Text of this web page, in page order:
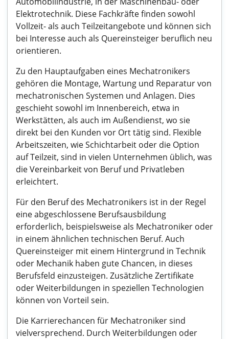
Elektrotechnik. Diese Fachkräfte finden sowohl
Vollzeit- als auch Teilzeitangebote und können sich
bei Interesse auch als Quereinsteiger beruflich neu
orientieren.
Zu den Hauptaufgaben eines Mechatronikers
gehören die Montage, Wartung und Reparatur von
mechatronischen Systemen und Anlagen. Dies
geschieht sowohl im Innenbereich, etwa in
Werkstätten, als auch im Außendienst, wo sie
direkt bei den Kunden vor Ort tätig sind. Flexible
Arbeitszeiten, wie Schichtarbeit oder die Option
auf Teilzeit, sind in vielen Unternehmen üblich, was
die Vereinbarkeit von Beruf und Privatleben
erleichtert.
Für den Beruf des Mechatronikers ist in der Regel
eine abgeschlossene Berufsausbildung
erforderlich, beispielsweise als Mechatroniker oder
in einem ähnlichen technischen Beruf. Auch
Quereinsteiger mit einem Hintergrund in Technik
oder Mechanik haben gute Chancen, in dieses
Berufsfeld einzusteigen. Zusätzliche Zertifikate
oder Weiterbildungen in speziellen Technologien
können von Vorteil sein.
Die Karrierechancen für Mechatroniker sind
vielversprechend. Durch Weiterbildungen oder